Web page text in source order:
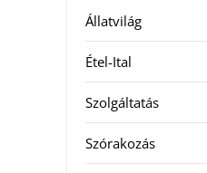
Állatvilág
Étel-Ital
Szolgáltatás
Szórakozás